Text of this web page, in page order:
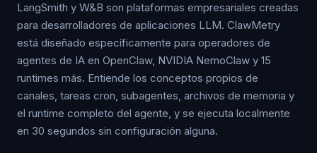
LangSmith y W&B son plataformas empresariales creadas
para desarrolladores de aplicaciones LLM. ClawMetry
está diseñado específicamente para operadores de
agentes de IA en OpenClaw, NVIDIA NemoClaw y 15
runtimes más. Entiende los conceptos propios de
canales, tareas cron, subagentes, archivos de memoria y
el runtime completo del agente, y se ejecuta localmente
en 30 segundos sin configuración alguna.